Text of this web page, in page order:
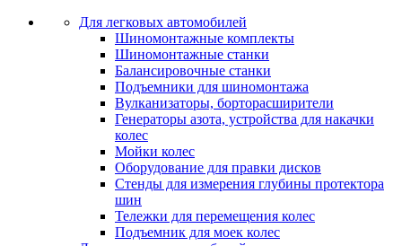
Для легковых автомобилей
Шиномонтажные комплекты
Шиномонтажные станки
Балансировочные станки
Подъемники для шиномонтажа
Вулканизаторы, борторасширители
Генераторы азота, устройства для накачки
колес
Мойки колес
Оборудование для правки дисков
Стенды для измерения глубины протектора
шин
Тележки для перемещения колес
Подъемник для моек колеc